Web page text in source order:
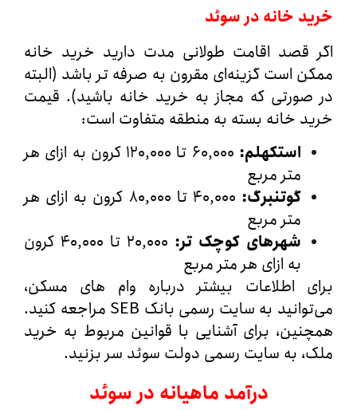
خانه در سوئد
قصد اقامت طولانی‌ مدت دارید خرید خانه
است گزینه‌ای مقرون‌ به‌ صرفه‌ تر باشد (البته
که مجاز به خرید خانه باشید). قیمت
خانه بسته به منطقه متفاوت است:
استکهلم:
۶۰,۰۰۰ تا ۱۲۰,۰۰۰ کرون به ازای هر
متر مربع
گوتنبرگ:
۴۰,۰۰۰ تا ۸۰,۰۰۰ کرون به ازای هر
متر مربع
شهرهای کوچک‌ تر:
۲۰,۰۰۰ تا ۴۰,۰۰۰ کرون
به ازای هر متر مربع
اطلاعات بیشتر درباره وام‌ های مسکن،
بهسایت رسمی بانک SEB
مراجعه کنید.
برای آشنایی با قوانین مربوط به خرید
بهسایت رسمی دولت سوئدسر بزنید.
درآمد ماهیانه در سوئد